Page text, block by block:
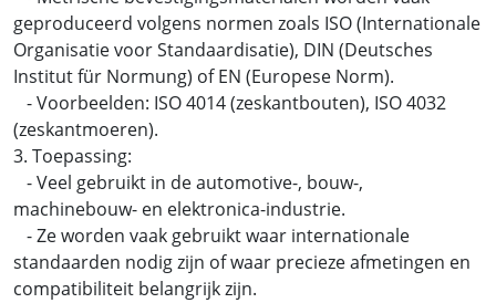
geproduceerd volgens normen zoals ISO (Internationale
Organisatie voor Standaardisatie), DIN (Deutsches
Institut für Normung) of EN (Europese Norm).
- Voorbeelden: ISO 4014 (zeskantbouten), ISO 4032
(zeskantmoeren).
3. Toepassing:
- Veel gebruikt in de automotive-, bouw-,
machinebouw- en elektronica-industrie.
- Ze worden vaak gebruikt waar internationale
standaarden nodig zijn of waar precieze afmetingen en
compatibiliteit belangrijk zijn.